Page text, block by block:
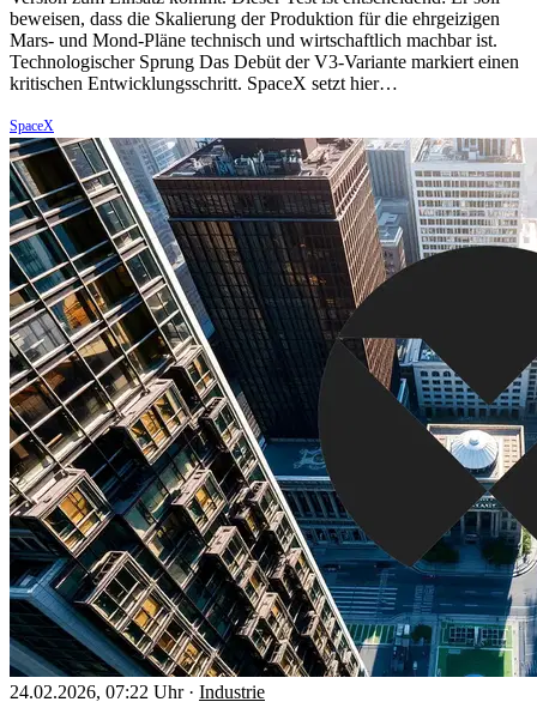
beweisen, dass die Skalierung der Produktion für die ehrgeizigen
Mars- und Mond-Pläne technisch und wirtschaftlich machbar ist.
Technologischer Sprung Das Debüt der V3-Variante markiert einen
kritischen Entwicklungsschritt. SpaceX setzt hier…
SpaceX
24.02.2026, 07:22 Uhr · Industrie